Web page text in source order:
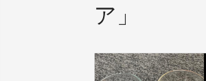
ア」